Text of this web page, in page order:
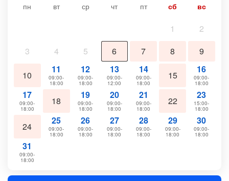
пн вт ср чт пт сб вс
1
2
3
4 5 6 7 8 9
10
11
09:00-
18:00
12
09:00-
18:00
13
09:00-
12:00
14
09:00-
18:00
15
16
09:00-
18:00
17
09:00-
18:00
18
19
09:00-
18:00
20
09:00-
18:00
21
09:00-
18:00
22
23
15:00-
18:00
24
25
09:00-
18:00
26
09:00-
18:00
27
09:00-
18:00
28
09:00-
18:00
29
09:00-
18:00
30
09:00-
18:00
31
09:00-
18:00